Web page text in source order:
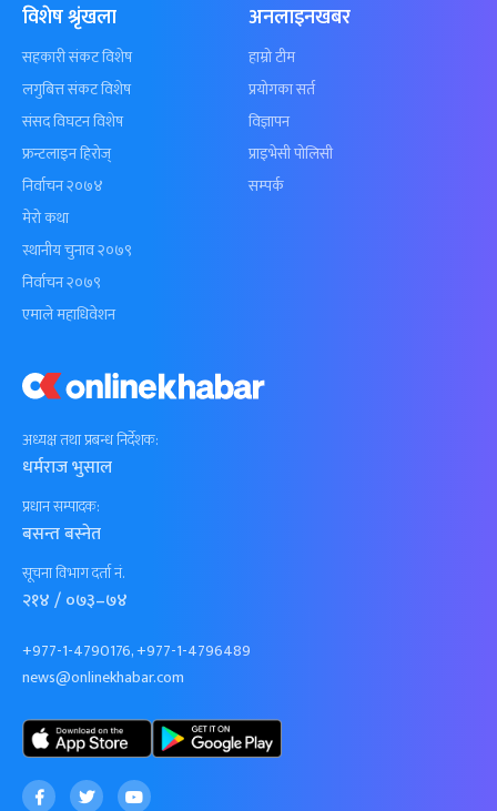
अध्यक्ष तथा प्रबन्ध निर्देशक:
धर्मराज भुसाल
प्रधान सम्पादक:
बसन्त बस्नेत
सूचना विभाग दर्ता नं.
२१४ / ०७३–७४
+977-1-4790176, +977-1-4796489
news@onlinekhabar.com
विशेष श्रृंखला
सहकारी संकट विशेष
लगुबित्त संकट विशेष
संसद विघटन विशेष
फ्रन्टलाइन हिरोज्
निर्वाचन २०७४
मेरो कथा
स्थानीय चुनाव २०७९
निर्वाचन २०७९
एमाले महाधिवेशन
अनलाइनखबर
हाम्रो टीम
प्रयोगका सर्त
विज्ञापन
प्राइभेसी पोलिसी
सम्पर्क